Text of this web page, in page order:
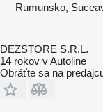
Rumunsko,
DEZSTORE S.R.L.
14rokov v Autoline
Obráťte sa na